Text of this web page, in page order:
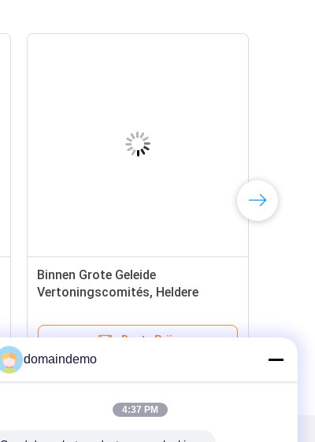
Binnen Grote Geleide
Vertoningscomités, Heldere
de Aftastenaandrijving
Beste Prijs
domaindemo
4:37 PM